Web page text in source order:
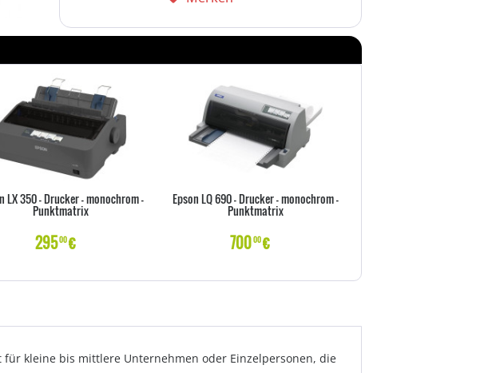
LX 350 - Drucker - monochrom -
Punktmatrix
29500€
Epson LQ 690 - Drucker - monochrom -
Punktmatrix
70000€
für kleine bis mittlere Unternehmen oder Einzelpersonen, die